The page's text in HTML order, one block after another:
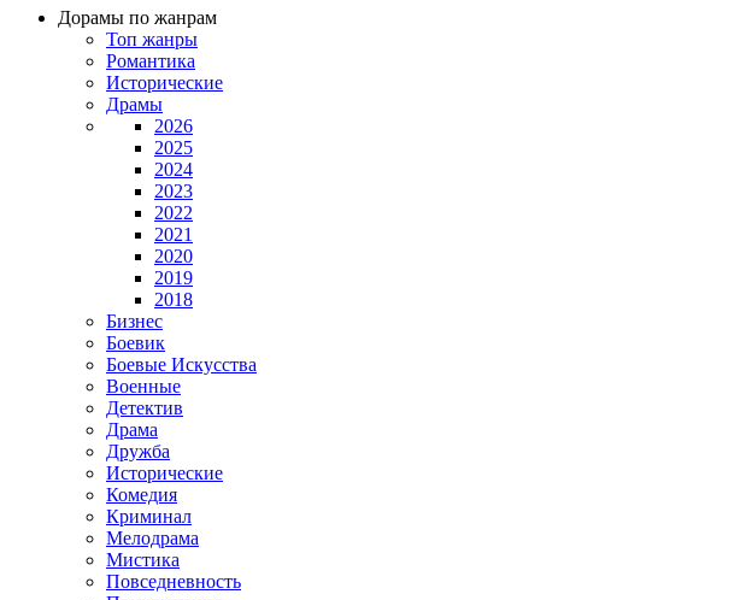
Дорамы по жанрам
Топ жанры
Романтика
Исторические
Драмы
2026
2025
2024
2023
2022
2021
2020
2019
2018
Бизнес
Боевик
Боевые Искусства
Военные
Детектив
Драма
Дружба
Исторические
Комедия
Криминал
Мелодрама
Мистика
Повседневность